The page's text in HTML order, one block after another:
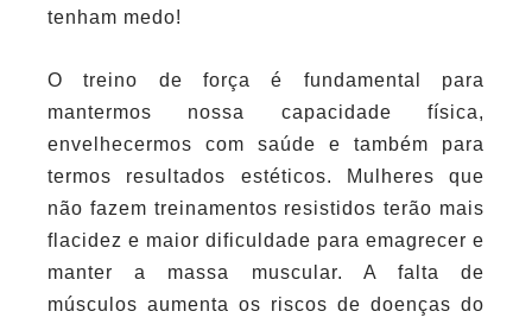
tenham medo!
O treino de força é fundamental para
mantermos nossa capacidade física,
envelhecermos com saúde e também para
termos resultados estéticos. Mulheres que
não fazem treinamentos resistidos terão mais
flacidez e maior dificuldade para emagrecer e
manter a massa muscular. A falta de
músculos aumenta os riscos de doenças do